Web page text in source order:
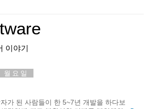
이야기
요일
가 된 사람들이 한 5~7년 개발을 하다보